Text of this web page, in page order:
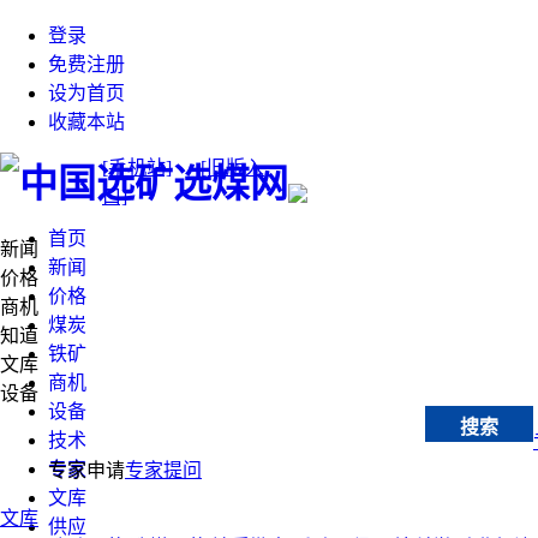
登录
免费注册
设为首页
收藏本站
[手机站]
[旧版入
口]
首页
新闻
价格
煤炭
铁矿
商机
设备
技术
专家
文库
供应
新闻
价格
商机
知道
文库
设备
搜索
专家申请专家提问
文库